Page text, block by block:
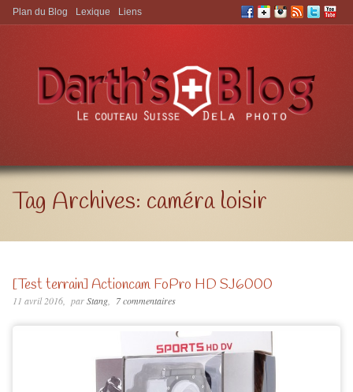
Aller à:
Plan du Blog Lexique Liens
Tag Archives: caméra loisir
[Test terrain] Actioncam FoPro HD SJ6000
11 avril 2016 parStang 7 commentaires